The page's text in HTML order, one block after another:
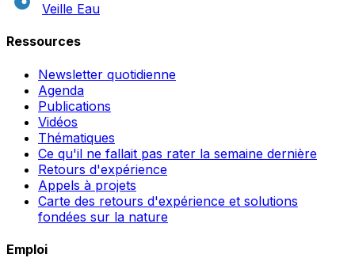
Veille Eau
Ressources
Newsletter quotidienne
Agenda
Publications
Vidéos
Thématiques
Ce qu'il ne fallait pas rater la semaine dernière
Retours d'expérience
Appels à projets
Carte des retours d'expérience et solutions
fondées sur la nature
Emploi